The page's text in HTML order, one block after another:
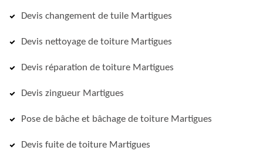
Devis changement de tuile Martigues
Devis nettoyage de toiture Martigues
Devis réparation de toiture Martigues
Devis zingueur Martigues
Pose de bâche et bâchage de toiture Martigues
Devis fuite de toiture Martigues